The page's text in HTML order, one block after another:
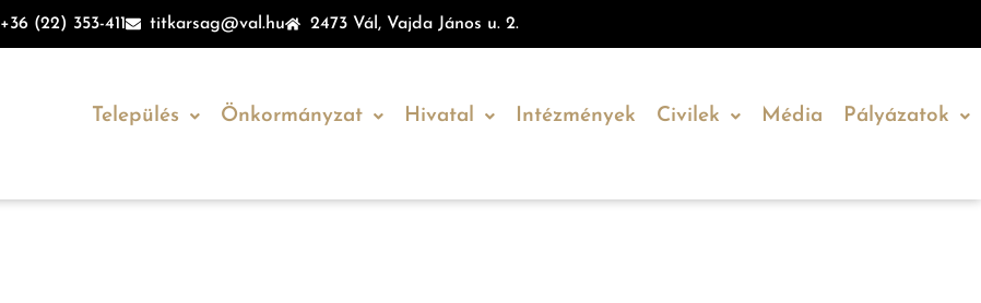
+36 (22) 353-411 titkarsag@val.hu 2473 Vál, Vajda János u. 2.
Település Önkormányzat Hivatal Intézmények Civilek Média Pályázatok